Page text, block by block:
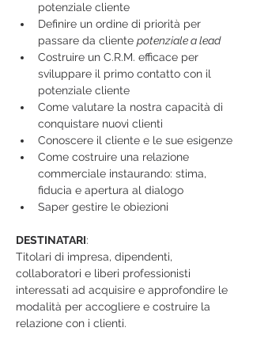
potenziale cliente
Definire un ordine di priorità per
passare da cliente potenziale a lead
Costruire un C.R.M. efficace per
sviluppare il primo contatto con il
potenziale cliente
Come valutare la nostra capacità di
conquistare nuovi clienti
Conoscere il cliente e le sue esigenze
Come costruire una relazione
commerciale instaurando: stima,
fiducia e apertura al dialogo
Saper gestire le obiezioni
DESTINATARI:
Titolari di impresa, dipendenti,
collaboratori e liberi professionisti
interessati ad acquisire e approfondire le
modalità per accogliere e costruire la
relazione con i clienti.